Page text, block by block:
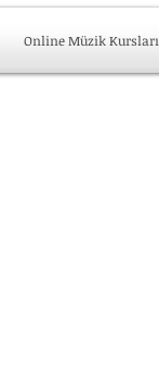
Online Müzik Kursları